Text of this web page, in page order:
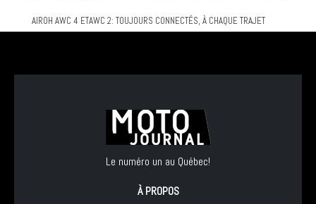
AIROH AWC 4 ETAWC 2: TOUJOURS CONNECTÉS, À CHAQUE TRAJET
Le numéro un au Québec!
À PROPOS